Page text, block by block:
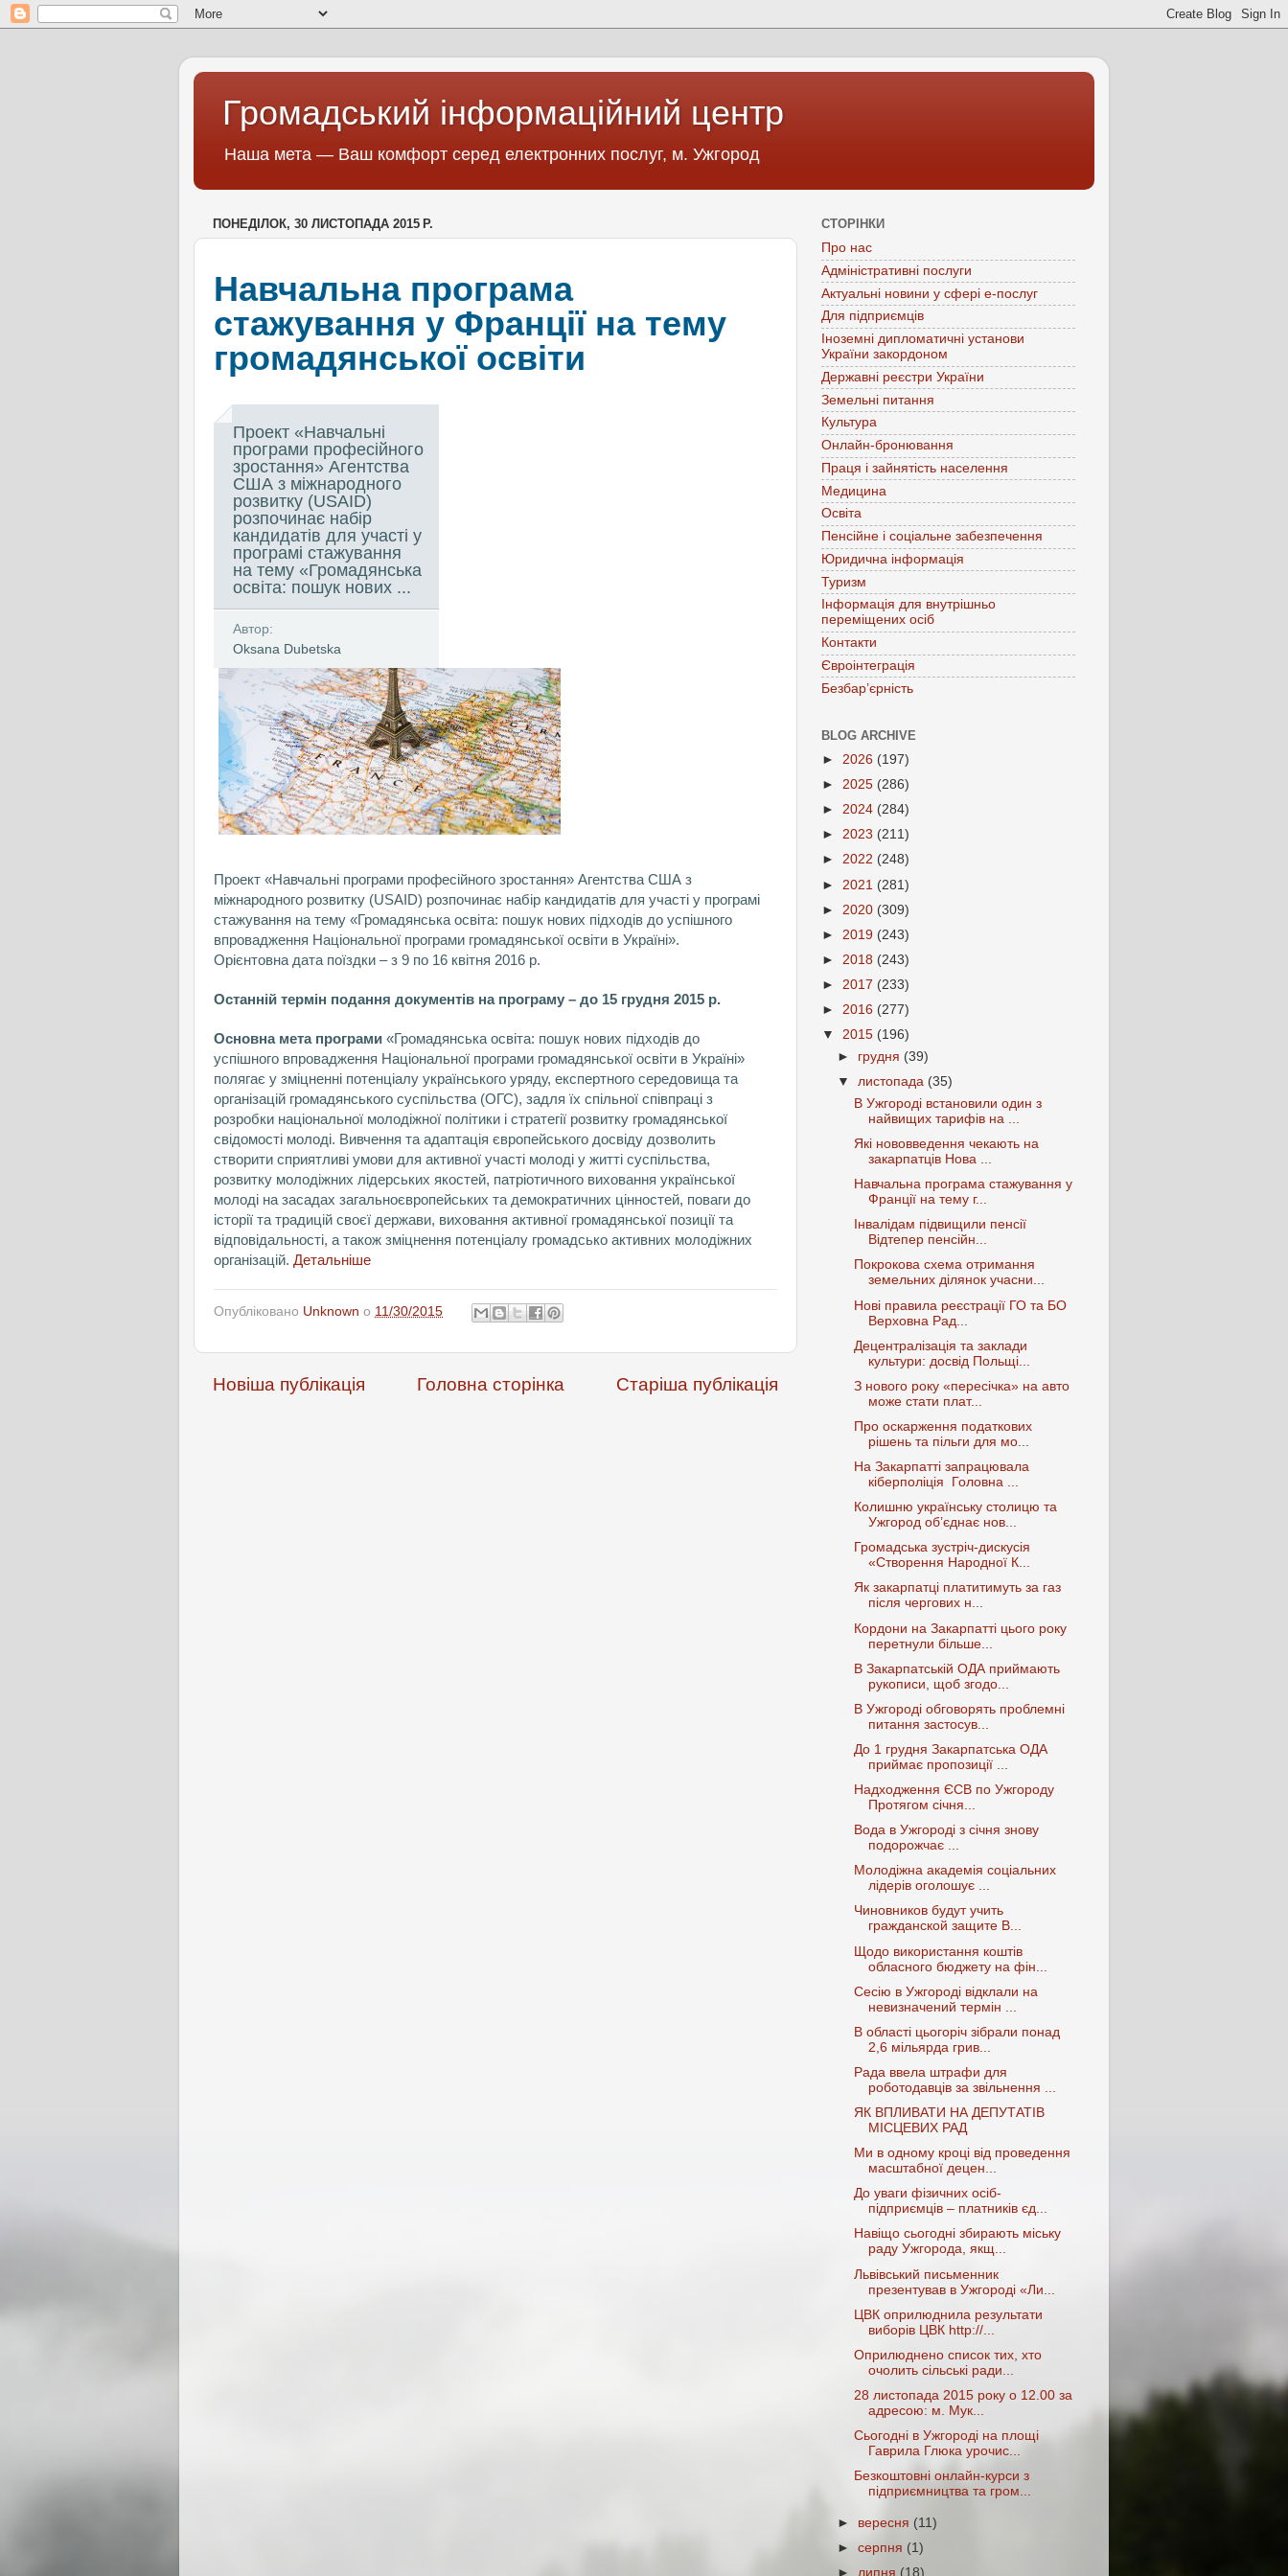
Громадський інформаційний центр
Наша мета — Ваш комфорт серед електронних послуг, м. Ужгород
ПОНЕДІЛОК, 30 ЛИСТОПАДА 2015 Р.
Навчальна програма
стажування у Франції на тему
громадянської освіти
Проект «Навчальні
програми професійного
зростання» Агентства
США з міжнародного
розвитку (USAID)
розпочинає набір
кандидатів для участі у
програмі стажування
на тему «Громадянська
освіта: пошук нових ...
Автор:
Oksana Dubetska
Проект «Навчальні програми професійного зростання» Агентства США з
міжнародного розвитку (USAID) розпочинає набір кандидатів для участі у програмі
стажування на тему «Громадянська освіта: пошук нових підходів до успішного
впровадження Національної програми громадянської освіти в Україні».
Орієнтовна дата поїздки – з 9 по 16 квітня 2016 р.
Останній термін подання документів на програму – до 15 грудня 2015 р.
Основна мета програми «Громадянська освіта: пошук нових підходів до
успішного впровадження Національної програми громадянської освіти в Україні»
полягає у зміцненні потенціалу українського уряду, експертного середовища та
організацій громадянського суспільства (ОГС), задля їх спільної співпраці з
розробки національної молодіжної політики і стратегії розвитку громадянської
свідомості молоді. Вивчення та адаптація європейського досвіду дозволить
створити сприятливі умови для активної участі молоді у житті суспільства,
розвитку молодіжних лідерських якостей, патріотичного виховання української
молоді на засадах загальноєвропейських та демократичних цінностей, поваги до
історії та традицій своєї держави, виховання активної громадянської позиції та
відповідальності, а також зміцнення потенціалу громадсько активних молодіжних
організацій. Детальніше
Опубліковано Unknown о 11/30/2015
Новіша публікація Старіша публікація
Головна сторінка
СТОРІНКИ
Про нас
Адміністративні послуги
Актуальні новини у сфері е-послуг
Для підприємців
Іноземні дипломатичні установи
України закордоном
Державні реєстри України
Земельні питання
Культура
Онлайн-бронювання
Праця і зайнятість населення
Медицина
Освіта
Пенсійне і соціальне забезпечення
Юридична інформація
Туризм
Інформація для внутрішньо
переміщених осіб
Контакти
Євроінтеграція
Безбар’єрність
BLOG ARCHIVE
► 2026 (197)
► 2025 (286)
► 2024 (284)
► 2023 (211)
► 2022 (248)
► 2021 (281)
► 2020 (309)
► 2019 (243)
► 2018 (243)
► 2017 (233)
► 2016 (277)
▼ 2015 (196)
► грудня (39)
▼листопада (35)
В Ужгороді встановили один з
найвищих тарифів на ...
Які нововведення чекають на
закарпатців Нова ...
Навчальна програма стажування у
Франції на тему г...
Інвалідам підвищили пенсії
Відтепер пенсійн...
Покрокова схема отримання
земельних ділянок учасни...
Нові правила реєстрації ГО та БО
Верховна Рад...
Децентралізація та заклади
культури: досвід Польщі...
З нового року «пересічка» на авто
може стати плат...
Про оскарження податкових
рішень та пільги для мо...
На Закарпатті запрацювала
кіберполіція Головна ...
Колишню українську столицю та
Ужгород об’єднає нов...
Громадська зустріч-дискусія
«Створення Народної К...
Як закарпатці платитимуть за газ
після чергових н...
Кордони на Закарпатті цього року
перетнули більше...
В Закарпатській ОДА приймають
рукописи, щоб згодо...
В Ужгороді обговорять проблемні
питання застосув...
До 1 грудня Закарпатська ОДА
приймає пропозиції ...
Надходження ЄСВ по Ужгороду
Протягом січня...
Вода в Ужгороді з січня знову
подорожчає ...
Молодіжна академія соціальних
лідерів оголошує ...
Чиновников будут учить
гражданской защите В...
Щодо використання коштів
обласного бюджету на фін...
Сесію в Ужгороді відклали на
невизначений термін ...
В області цьогоріч зібрали понад
2,6 мільярда грив...
Рада ввела штрафи для
роботодавців за звільнення ...
ЯК ВПЛИВАТИ НА ДЕПУТАТІВ
МІСЦЕВИХ РАД
Ми в одному кроці від проведення
масштабної децен...
До уваги фізичних осіб-
підприємців – платників єд...
Навіщо сьогодні збирають міську
раду Ужгорода, якщ...
Львівський письменник
презентував в Ужгороді «Ли...
ЦВК оприлюднила результати
виборів ЦВК http://...
Оприлюднено список тих, хто
очолить сільські ради...
28 листопада 2015 року о 12.00 за
адресою: м. Мук...
Сьогодні в Ужгороді на площі
Гаврила Глюка урочис...
Безкоштовні онлайн-курси з
підприємництва та гром...
► вересня (11)
►серпня (1)
► липня (18)